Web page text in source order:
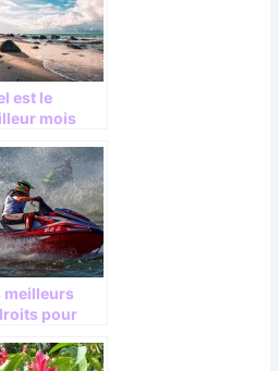
est le
mois
Maurice ?
meilleurs
pour